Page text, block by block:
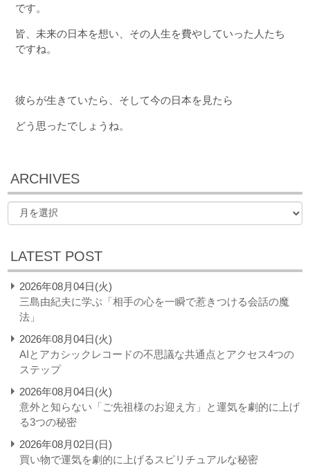
です。
皆、未来の日本を想い、その人生を費やしていった人たち
ですね。
彼らが生きていたら、そして今の日本を見たら
どう思ったでしょうね。
ARCHIVES
LATEST POST
2026年08月04日(火)
三島由紀夫に学ぶ「相手の心を一瞬で惹きつける会話の魔
法」
2026年08月04日(火)
AIとアカシックレコードの不思議な共通点とアクセス4つの
ステップ
2026年08月04日(火)
意外と知らない「ご先祖様のお迎え方」と運気を劇的に上げ
る3つの秘密
2026年08月02日(日)
買い物で運気を劇的に上げるスピリチュアルな秘密